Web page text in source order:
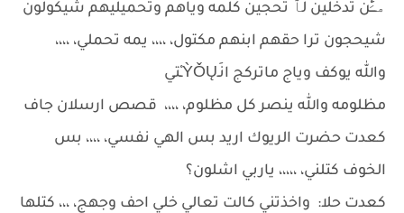
م̷ـــِْن تدخلين لٱ تحجين كلمه وياهم وتحميليهم شيكولون
شيحجون ترا حقهم ابنهم مكتول، ،،،، يمه تحملي، ،،،،
والله يوكف وياج ماتركج انَـỲǑŲـْتي
مظلومه والله ينصر كل مظلوم، ،،،، قصص ارسلان جاف
كعدت حضرت الريوك اريد بس الهي نفسي، ،،،، بس
الخوف كتلني، ،،،،، ياربي اشلون؟
كعدت حلا: واخذتني كالت تعالي خلي احف وجهج، ،،، كتلها